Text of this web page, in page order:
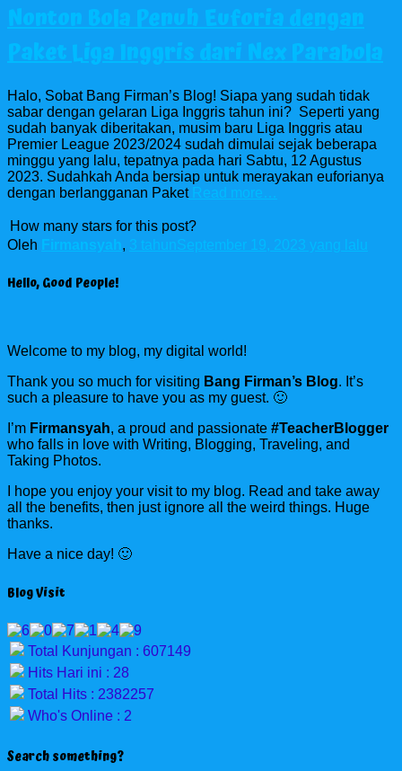
Nonton Bola Penuh Euforia dengan
Paket Liga Inggris dari Nex Parabola
Halo, Sobat Bang Firman’s Blog! Siapa yang sudah tidak
sabar dengan gelaran Liga Inggris tahun ini? Seperti yang
sudah banyak diberitakan, musim baru Liga Inggris atau
Premier League 2023/2024 sudah dimulai sejak beberapa
minggu yang lalu, tepatnya pada hari Sabtu, 12 Agustus
2023. Sudahkah Anda bersiap untuk merayakan euforianya
dengan berlangganan PaketRead more…
How many stars for this post?
Oleh Firmansyah, 3 tahunSeptember 19, 2023 yang lalu
Hello, Good People!
Welcome to my blog, my digital world!
Thank you so much for visiting Bang Firman’s Blog. It’s
such a pleasure to have you as my guest. 🙂
I’m Firmansyah, a proud and passionate #TeacherBlogger
who falls in love with Writing, Blogging, Traveling, and
Taking Photos.
I hope you enjoy your visit to my blog. Read and take away
all the benefits, then just ignore all the weird things. Huge
thanks.
Have a nice day! 🙂
Blog Visit
Total Kunjungan : 607149
Hits Hari ini : 28
Total Hits : 2382257
Who's Online : 2
Search something?